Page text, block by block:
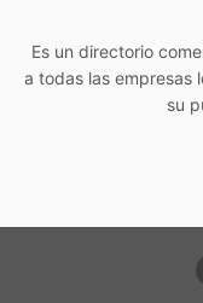
Es un directorio
a todas las empresas
su